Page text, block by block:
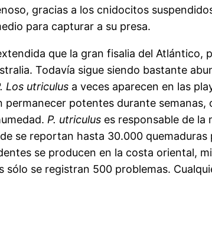
gracias a los cnidocitos
para capturar a su presa.
que la gran fisalia del Atlántico,
Todavía sigue siendo bastante
Los utriculus a veces aparecen en las
potentes durante semanas,
P. utriculus es responsable de la
se reportan hasta 30.000 quemaduras
se producen en la costa oriental,
sólo se registran 500 problemas.